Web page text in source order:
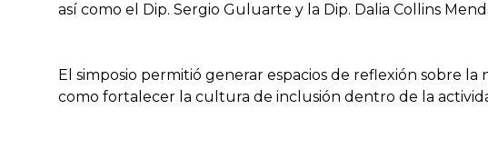
así como el Dip. Sergio Guluarte y la Dip. Dalia Collins
El simposio permitió generar espacios de reflexión sobre la
como fortalecer la cultura de inclusión dentro de la